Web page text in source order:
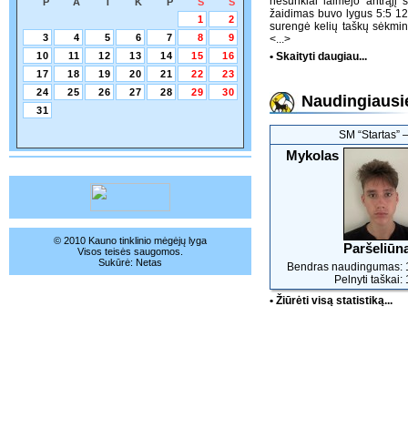
1
2
3
4 5 6 7 8
9
10
11 12 13 14 15
16
17
18 19 20 21 22
23
24
25 26 27 28 29
30
31
© 2010 Kauno tinklinio mėgėjų lyga
Visos teisės saugomos.
Sukūrė: Netas
žaidimas buvo lygus 5:5
surengė kelių taškų
<...>
• Skaityti daugiau...
SM “Startas”
Mykolas
Bendras naudingumas:
Pelnyti taškai:
• Žiūrėti visą statistiką...